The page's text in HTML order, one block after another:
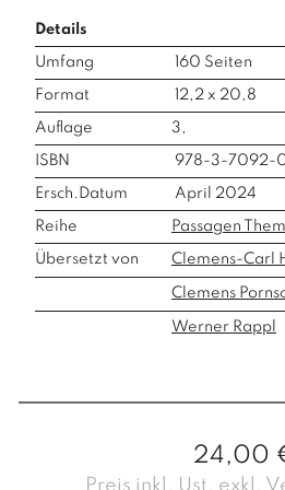
Details
Umfang 160 Seiten
Format 12,2 x 20,8
Auflage 3,
ISBN 978-3-7092-
Ersch.Datum April 2024
Reihe Passagen
Übersetzt von Clemens-Carl
Clemens
Werner Rappl
24,00
Preis inkl. Ust. exkl.